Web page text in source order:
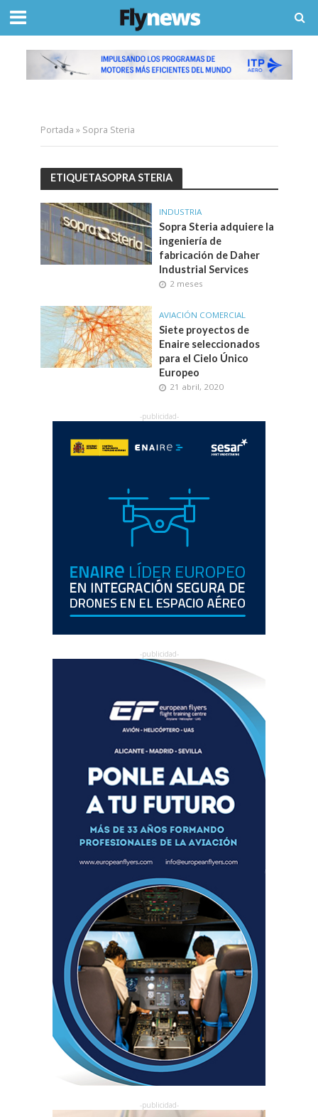
Portada » Sopra Steria
ETIQUETASOPRA STERIA
INDUSTRIA
Sopra Steria adquiere la
ingeniería de
fabricación de Daher
Industrial Services
2 meses
AVIACIÓN COMERCIAL
Siete proyectos de
Enaire seleccionados
para el Cielo Único
Europeo
21 abril, 2020